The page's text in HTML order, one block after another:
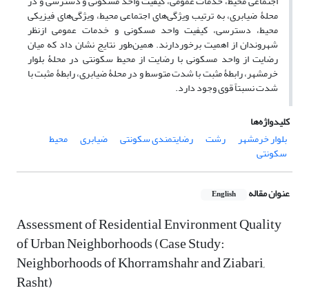
محلۀ ضیابری، به ترتیب ویژگی‌های اجتماعی محیط، ویژگی‌های فیزیکی
محیط، دسترسی، کیفیت واحد مسکونی و خدمات عمومی ازنظر
شهروندان از اهمیت برخوردارند. همین‌طور نتایج نشان داد که میان
رضایت از واحد مسکونی با رضایت از محیط سکونتی در محلۀ بلوار
خرمشهر، رابطۀ مثبت با شدت متوسط و در محلۀ ضیابری، رابطۀ مثبت با
شدت نسبتاً قوی وجود دارد.
کلیدواژه‌ها
بلوار خرمشهر
رشت رضایتمندی سکونتی ضیابری محیط
سکونتی
عنوان مقاله English
Assessment of Residential Environment Quality
of Urban Neighborhoods (Case Study:
Neighborhoods of Khorramshahr and Ziabari,
Rasht)